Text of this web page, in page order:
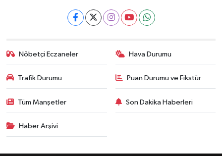
Nöbetçi Eczaneler Hava Durumu
Trafik Durumu Puan Durumu ve Fikstür
Tüm Manşetler Son Dakika Haberleri
Haber Arşivi